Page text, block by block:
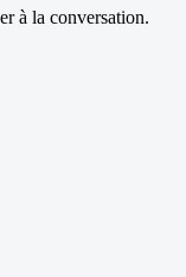
à la conversation.